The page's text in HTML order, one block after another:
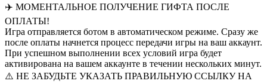
✈️ МОМЕНТАЛЬНОЕ ПОЛУЧЕНИЕ ГИФТА ПОСЛЕ
ОПЛАТЫ!
Игра отправляется ботом в автоматическом режиме. Сразу же
после оплаты начнется процесс передачи игры на ваш аккаунт.
При успешном выполнении всех условий игра будет
активирована на вашем аккаунте в течении нескольких минут.
⚠️ НЕ ЗАБУДЬТЕ УКАЗАТЬ ПРАВИЛЬНУЮ ССЫЛКУ НА